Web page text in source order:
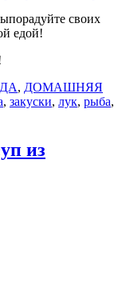
своих
едой!
, ДОМАШНЯЯ
, закуски, лук, рыба,
из